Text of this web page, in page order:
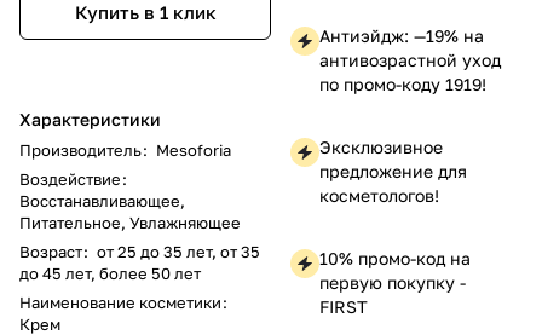
Купить в 1 клик
Характеристики
Производитель: Mesoforia
Воздействие:
Восстанавливающее,
Питательное, Увлажняющее
Возраст: от 25 до 35 лет, от 35
до 45 лет, более 50 лет
Наименование косметики:
Крем
Антиэйдж: —19% на
антивозрастной уход
по промо-коду 1919!
Эксклюзивное
предложение для
косметологов!
10% промо-код на
первую покупку -
FIRST